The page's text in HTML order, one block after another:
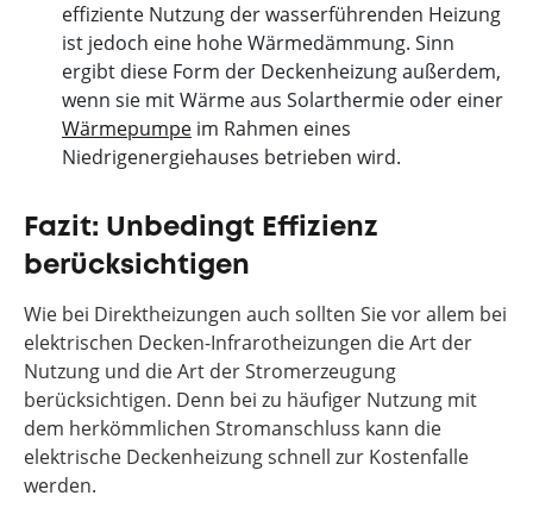
effiziente Nutzung der wasserführenden Heizung
ist jedoch eine hohe Wärmedämmung. Sinn
ergibt diese Form der Deckenheizung außerdem,
wenn sie mit Wärme aus Solarthermie oder einer
Wärmepumpe im Rahmen eines
Niedrigenergiehauses betrieben wird.
Fazit: Unbedingt Effizienz
berücksichtigen
Wie bei Direktheizungen auch sollten Sie vor allem bei
elektrischen Decken-Infrarotheizungen die Art der
Nutzung und die Art der Stromerzeugung
berücksichtigen. Denn bei zu häufiger Nutzung mit
dem herkömmlichen Stromanschluss kann die
elektrische Deckenheizung schnell zur Kostenfalle
werden.